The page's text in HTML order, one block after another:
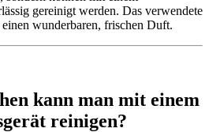
gereinigt werden. Das verwendete
wunderbaren, frischen Duft.
kann man mit einem
reinigen?